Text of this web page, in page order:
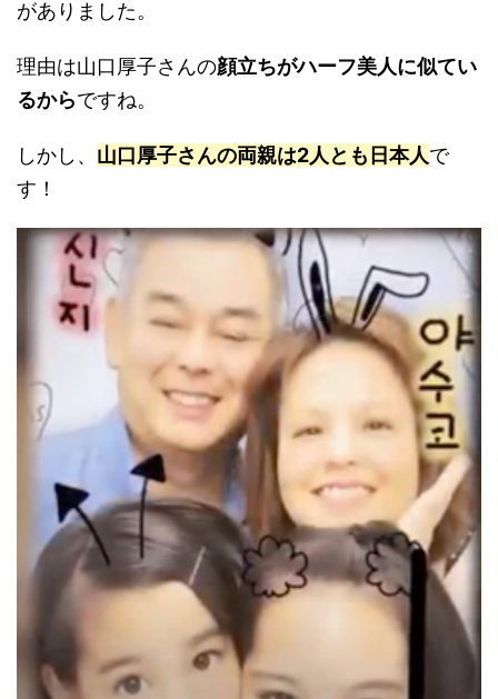
がありました。
理由は山口厚子さんの顔立ちがハーフ美人に似てい
るからですね。
しかし、 山口厚子さんの両親は2人とも日本人で
す！